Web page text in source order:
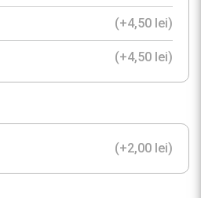
(+4,50 lei)
(+4,50 lei)
(+2,00 lei)